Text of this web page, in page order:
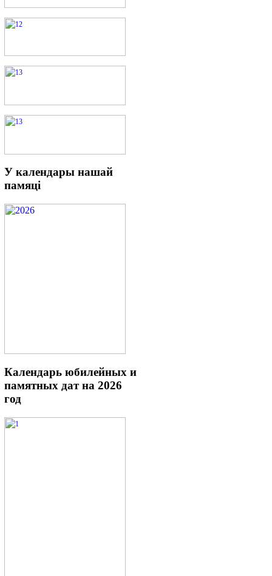
У календары нашай
памяці
Календарь юбилейных и
памятных дат на 2026
год